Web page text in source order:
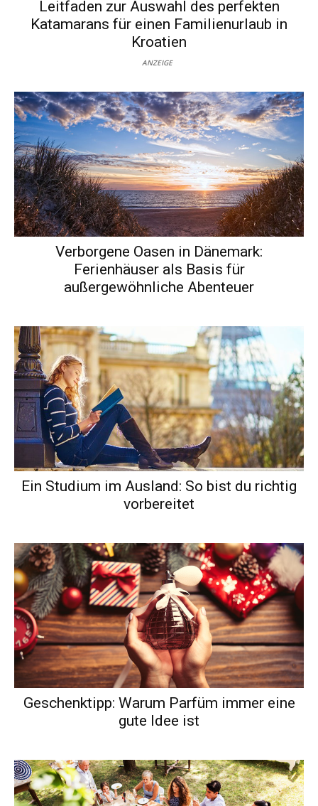
Leitfaden zur Auswahl des perfekten
Katamarans für einen Familienurlaub in
Kroatien
ANZEIGE
Verborgene Oasen in Dänemark:
Ferienhäuser als Basis für
außergewöhnliche Abenteuer
Ein Studium im Ausland: So bist du richtig
vorbereitet
Geschenktipp: Warum Parfüm immer eine
gute Idee ist